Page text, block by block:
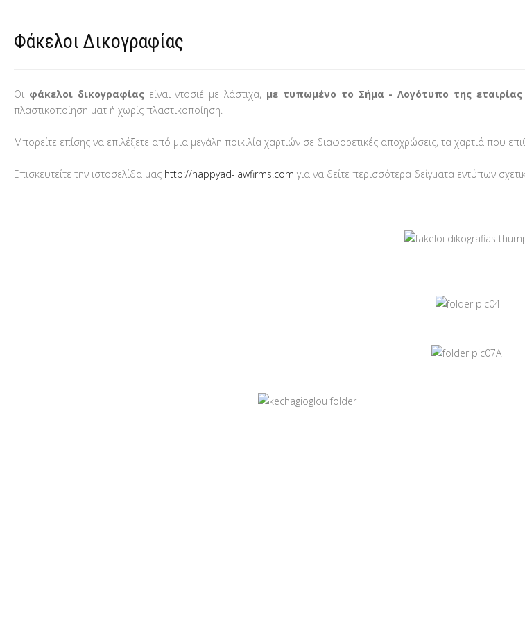
Φάκελοι Δικογραφίας
Οι φάκελοι δικογραφίαςείναι ντοσιέ με λάστιχα, με τυπωμένο το Σήμα - Λογότυπο της
πλαστικοποίηση ματ ή χωρίς πλαστικοποίηση.
Μπορείτε επίσης να επιλέξετε από μια μεγάλη ποικιλία χαρτιών σε διαφορετικές αποχρώσεις, τα χαρτιά που
Επισκευτείτε την ιστοσελίδα μας http://happyad-lawfirms.com για να δείτε περισσότερα δείγματα εντύπων